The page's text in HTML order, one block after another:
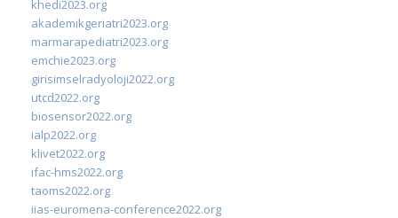
khedi2023.org
akademikgeriatri2023.org
marmarapediatri2023.org
emchie2023.org
girisimselradyoloji2022.org
utcd2022.org
biosensor2022.org
ialp2022.org
klivet2022.org
ifac-hms2022.org
taoms2022.org
iias-euromena-conference2022.org